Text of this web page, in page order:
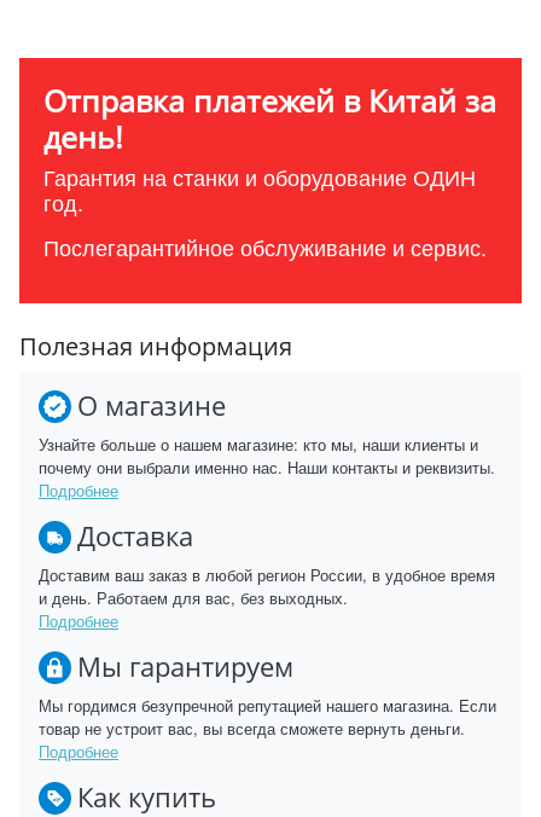
Отправка платежей в Китай за
день!
Гарантия на станки и оборудование ОДИН
год.
Послегарантийное обслуживание и сервис.
Полезная информация
О магазине
Узнайте больше о нашем магазине: кто мы, наши клиенты и
почему они выбрали именно нас. Наши контакты и реквизиты.
Подробнее
Доставка
Доставим ваш заказ в любой регион России, в удобное время
и день. Работаем для вас, без выходных.
Подробнее
Мы гарантируем
Мы гордимся безупречной репутацией нашего магазина. Если
товар не устроит вас, вы всегда сможете вернуть деньги.
Подробнее
Как купить